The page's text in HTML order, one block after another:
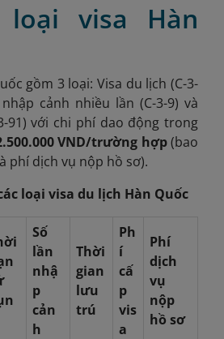
loại visa Hàn
gồm 3 loại: Visa du lịch (C-3-
cảnh nhiều lần (C-3-9) và
91) với chi phí dao động trong
VND/trường hợp(bao
phí dịch vụ nộp hồ sơ).
loại visa du lịch Hàn Quốc
Số
lần
nhậ
p
cản
h
Thời
gian
lưu
trú
Ph
í
cấ
p
vis
a
Phí
dịch
vụ
nộp
hồ sơ